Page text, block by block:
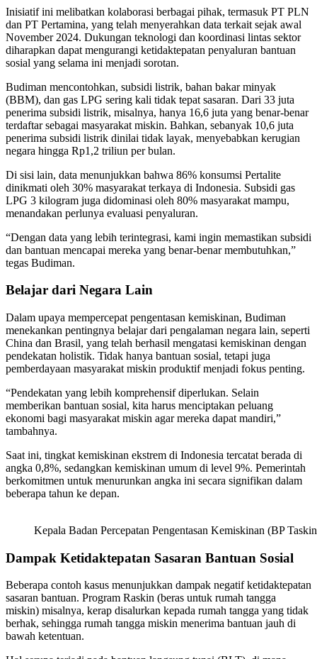
Inisiatif ini melibatkan kolaborasi berbagai pihak, termasuk PT PLN
dan PT Pertamina, yang telah menyerahkan data terkait sejak awal
November 2024. Dukungan teknologi dan koordinasi lintas sektor
diharapkan dapat mengurangi ketidaktepatan penyaluran bantuan
sosial yang selama ini menjadi sorotan.
Budiman mencontohkan, subsidi listrik, bahan bakar minyak
(BBM), dan gas LPG sering kali tidak tepat sasaran. Dari 33 juta
penerima subsidi listrik, misalnya, hanya 16,6 juta yang benar-benar
terdaftar sebagai masyarakat miskin. Bahkan, sebanyak 10,6 juta
penerima subsidi listrik dinilai tidak layak, menyebabkan kerugian
negara hingga Rp1,2 triliun per bulan.
Di sisi lain, data menunjukkan bahwa 86% konsumsi Pertalite
dinikmati oleh 30% masyarakat terkaya di Indonesia. Subsidi gas
LPG 3 kilogram juga didominasi oleh 80% masyarakat mampu,
menandakan perlunya evaluasi penyaluran.
“Dengan data yang lebih terintegrasi, kami ingin memastikan subsidi
dan bantuan mencapai mereka yang benar-benar membutuhkan,”
tegas Budiman.
Belajar dari Negara Lain
Dalam upaya mempercepat pengentasan kemiskinan, Budiman
menekankan pentingnya belajar dari pengalaman negara lain, seperti
China dan Brasil, yang telah berhasil mengatasi kemiskinan dengan
pendekatan holistik. Tidak hanya bantuan sosial, tetapi juga
pemberdayaan masyarakat miskin produktif menjadi fokus penting.
“Pendekatan yang lebih komprehensif diperlukan. Selain
memberikan bantuan sosial, kita harus menciptakan peluang
ekonomi bagi masyarakat miskin agar mereka dapat mandiri,”
tambahnya.
Saat ini, tingkat kemiskinan ekstrem di Indonesia tercatat berada di
angka 0,8%, sedangkan kemiskinan umum di level 9%. Pemerintah
berkomitmen untuk menurunkan angka ini secara signifikan dalam
beberapa tahun ke depan.
Kepala Badan Percepatan Pengentasan Kemiskinan (BP
Dampak Ketidaktepatan Sasaran Bantuan Sosial
Beberapa contoh kasus menunjukkan dampak negatif ketidaktepatan
sasaran bantuan. Program Raskin (beras untuk rumah tangga
miskin) misalnya, kerap disalurkan kepada rumah tangga yang tidak
berhak, sehingga rumah tangga miskin menerima bantuan jauh di
bawah ketentuan.